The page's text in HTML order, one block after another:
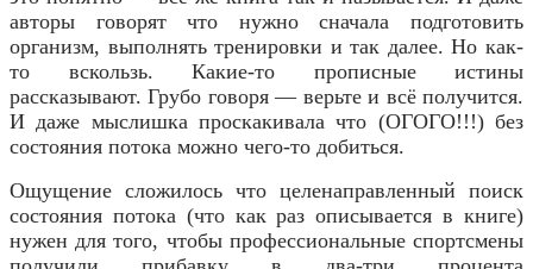
авторы говорят что нужно сначала подготовить
организм, выполнять тренировки и так далее. Но как-
то вскользь. Какие-то прописные истины
рассказывают. Грубо говоря — верьте и всё получится.
И даже мыслишка проскакивала что (ОГОГО!!!) без
состояния потока можно чего-то добиться.
Ощущение сложилось что целенаправленный поиск
состояния потока (что как раз описывается в книге)
нужен для того, чтобы профессиональные спортсмены